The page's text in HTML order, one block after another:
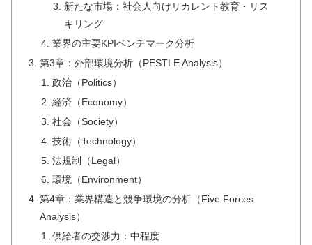
新たな市場：社会人向けリカレント教育・リス
キリング
業界の主要KPIベンチマーク分析
第3章：外部環境分析（PESTLE Analysis）
政治（Politics）
経済（Economy）
社会（Society）
技術（Technology）
法規制（Legal）
環境（Environment）
第4章：業界構造と競争環境の分析（Five Forces
Analysis）
供給者の交渉力：中程度